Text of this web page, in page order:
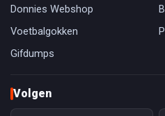
Donnies Webshop
Voetbalgokken
Gifdumps
Volgen